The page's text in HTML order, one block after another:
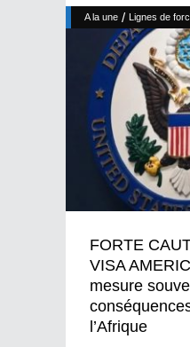
A la une / Lignes de
FORTE
VISA
mesure
l’Afrique